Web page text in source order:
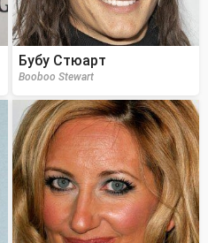
Бубу Стюарт
Booboo Stewart